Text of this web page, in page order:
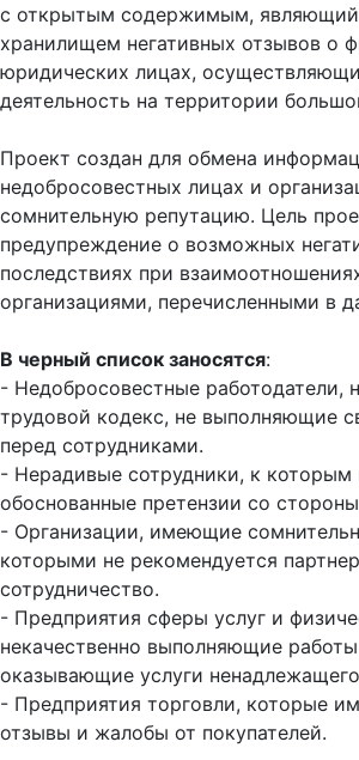
с открытым содержимым,
хранилищем негативных отзывов о
юридических лицах,
деятельность на территории
Проект создан для обмена
недобросовестных лицах и
сомнительную репутацию. Цель
предупреждение о возможных
последствиях при
организациями, перечисленными в
В черный список заносятся:
- Недобросовестные
трудовой кодекс, не выполняющие
перед сотрудниками.
- Нерадивые сотрудники, к которым
обоснованные претензии со
- Организации, имеющие
которыми не рекомендуется
сотрудничество.
- Предприятия сферы услуг и
некачественно выполняющие
оказывающие услуги
- Предприятия торговли, которые
отзывы и жалобы от покупателей.